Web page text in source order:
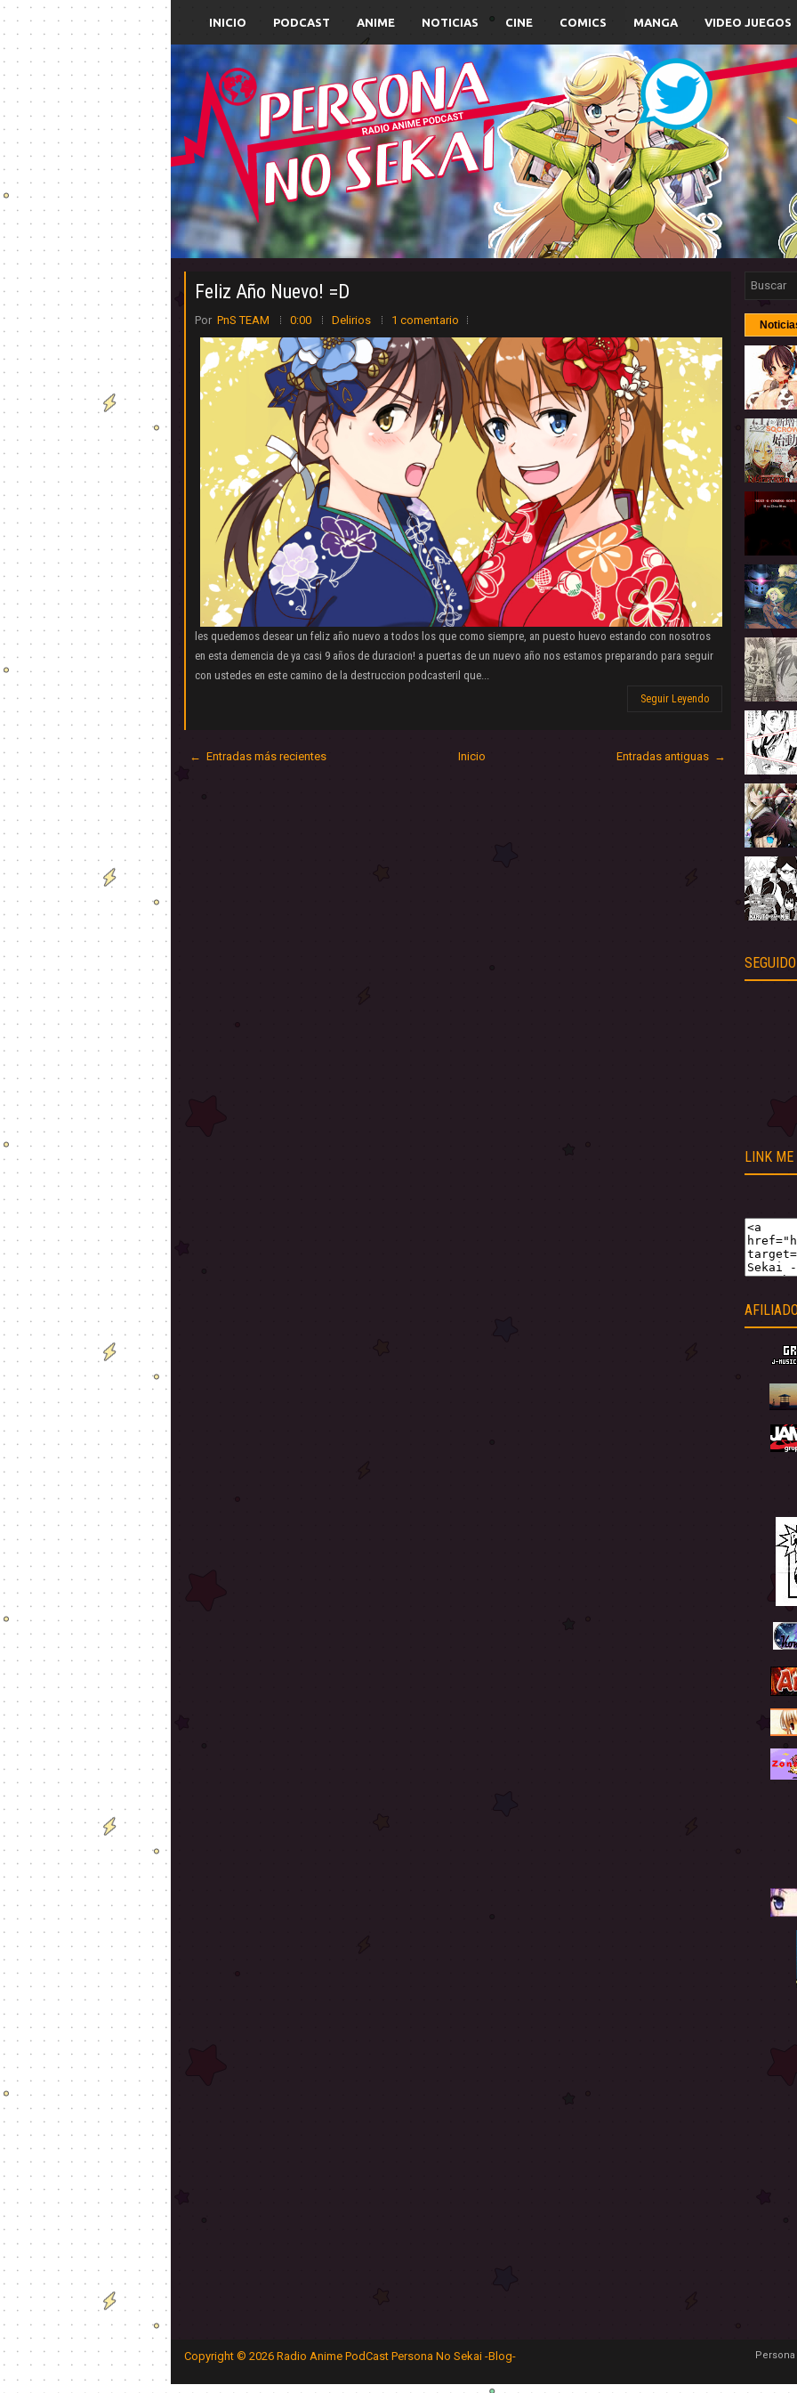
INICIO PODCAST ANIME NOTICIAS CINE COMICS MANGA VIDEO JUEGOS
Feliz Año Nuevo! =D
Por PnS TEAM 0:00 Delirios 1 comentario
les quedemos desear un feliz año nuevo a todos los que como siempre, an puesto huevo estando con nosotros
en esta demencia de ya casi 9 años de duracion! a puertas de un nuevo año nos estamos preparando para seguir
con ustedes en este camino de la destruccion podcasteril que...
Seguir Leyendo
← Entradas más recientes Entradas antiguas →
Inicio
LINK ME
Copyright © 2026 Radio Anime PodCast Persona No Sekai -Blog-